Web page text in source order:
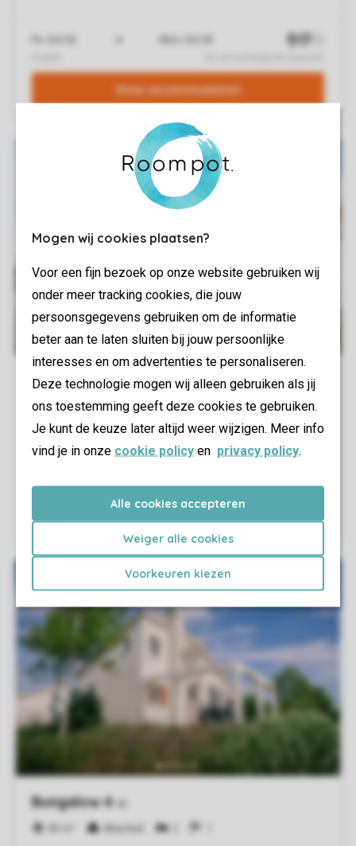
Mogen wij cookies plaatsen?
Voor een fijn bezoek op onze website gebruiken wij
onder meer tracking cookies, die jouw
persoonsgegevens gebruiken om de informatie
beter aan te laten sluiten bij jouw persoonlijke
interesses en om advertenties te personaliseren.
Deze technologie mogen wij alleen gebruiken als jij
ons toestemming geeft deze cookies te gebruiken.
Je kunt de keuze later altijd weer wijzigen. Meer info
vind je in onze cookie policy en privacy policy.
Alle cookies accepteren
Weiger alle cookies
Voorkeuren kiezen